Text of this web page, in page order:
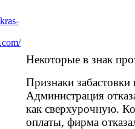
Некоторые в знак
Признаки
Администрация
как сверхурочную.
оплаты, фирма